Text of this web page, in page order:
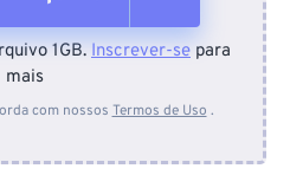
1GB. Inscrever-se para
mais
com nossos Termos de Uso .